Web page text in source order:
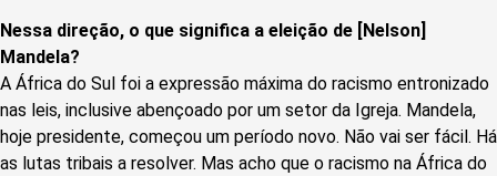
Nessa direção, o que significa a eleição de [Nelson]
Mandela?
A África do Sul foi a expressão máxima do racismo entronizado
nas leis, inclusive abençoado por um setor da Igreja. Mandela,
hoje presidente, começou um período novo. Não vai ser fácil. Há
as lutas tribais a resolver. Mas acho que o racismo na África do